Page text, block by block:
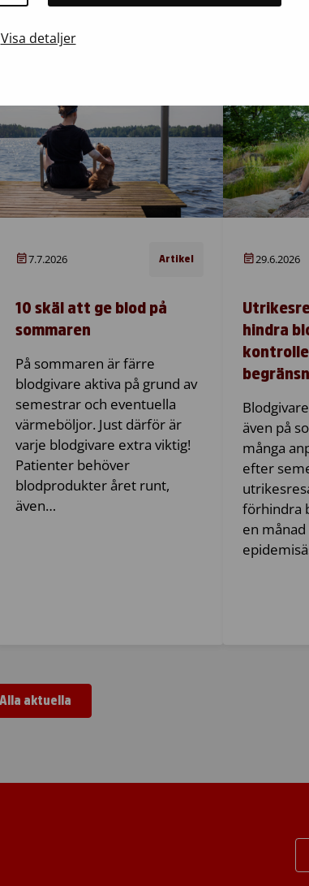
Visa detaljer
också
7.7.2026 Artikel
10 skäl att ge blod på
sommaren
På sommaren är färre
blodgivare aktiva på grund av
semestrar och eventuella
värmeböljor. Just därför är
varje blodgivare extra viktig!
Patienter behöver
blodprodukter året runt,
även…
29.6.2026
hindra
även på
många
efter
förhindra
en
Alla aktuella